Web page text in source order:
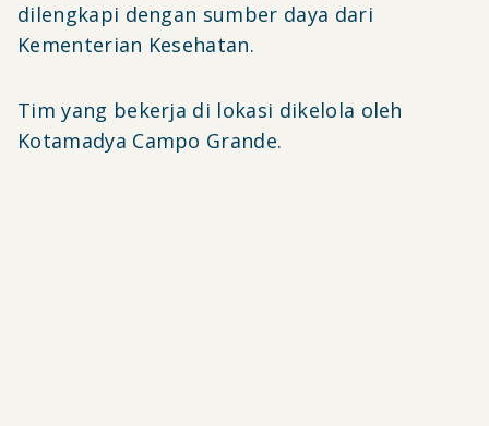
dilengkapi dengan sumber daya dari
Kementerian Kesehatan.
Tim yang bekerja di lokasi dikelola oleh
Kotamadya Campo Grande.